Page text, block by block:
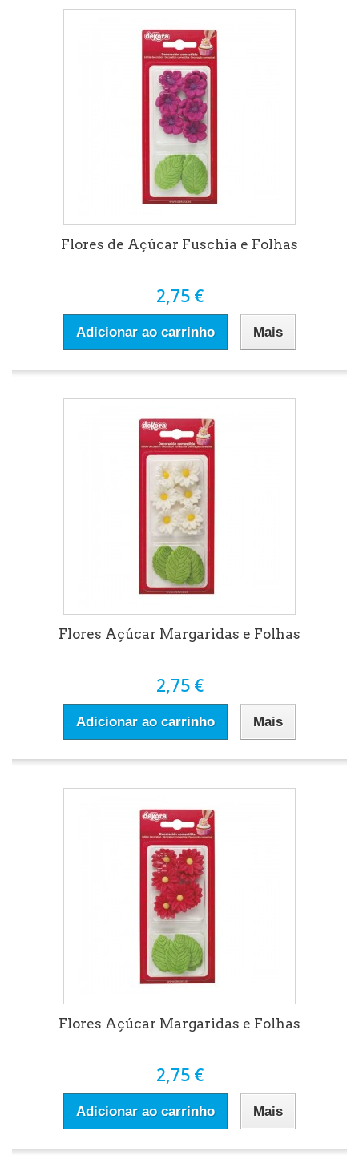
Flores de Açúcar Fuschia e Folhas
2,75 €
Adicionar ao carrinho Mais
Flores Açúcar Margaridas e Folhas
2,75 €
Adicionar ao carrinho Mais
Flores Açúcar Margaridas e Folhas
2,75 €
Adicionar ao carrinho Mais